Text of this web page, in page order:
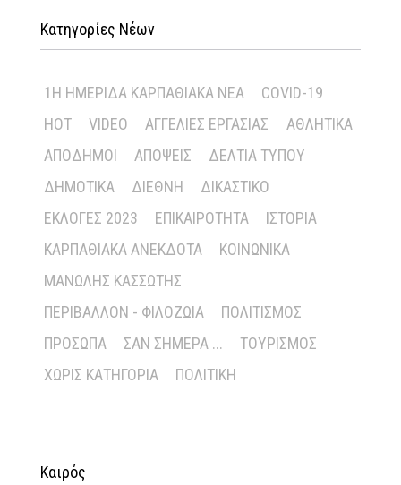
Κατηγορίες Νέων
1Η ΗΜΕΡΊΔΑ ΚΑΡΠΑΘΙΑΚΆ ΝΈΑ
COVID-19
HOT
VIDEO ΑΓΓΕΛΊΕΣ ΕΡΓΑΣΊΑΣ
ΑΘΛΗΤΙΚΆ
ΑΠΌΔΗΜΟΙ
ΑΠΌΨΕΙΣ
ΔΕΛΤΊΑ ΤΎΠΟΥ
ΔΗΜΟΤΙΚΆ
ΔΙΕΘΝΉ
ΔΙΚΑΣΤΙΚΌ
ΕΚΛΟΓΈΣ 2023
ΕΠΙΚΑΙΡΌΤΗΤΑ
ΙΣΤΟΡΊΑ
ΚΑΡΠΑΘΙΑΚΆ ΑΝΈΚΔΟΤΑ
ΚΟΙΝΩΝΙΚΆ
ΜΑΝΏΛΗΣ ΚΑΣΣΏΤΗΣ
ΠΕΡΙΒΆΛΛΟΝ - ΦΙΛΟΖΩΊΑ
ΠΟΛΙΤΙΣΜΌΣ
ΠΡΌΣΩΠΑ
ΣΑΝ ΣΉΜΕΡΑ ...
ΤΟΥΡΙΣΜΌΣ
ΧΩΡΊΣ ΚΑΤΗΓΟΡΊΑ
ΠΟΛΙΤΙΚΉ
Καιρός